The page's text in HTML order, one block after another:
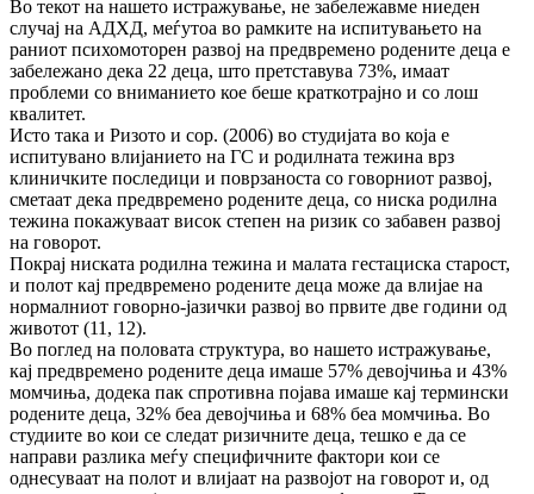
Во текот на нашето истражување, не забележавме ниеден
случај на АДХД, меѓутоа во рамките на испитувањето на
раниот психомоторен развој на предвремено родените деца е
забележано дека 22 деца, што претставува 73%, имаат
проблеми со вниманието кое беше краткотрајно и со лош
квалитет.
Исто така и Ризото и сор. (2006) во студијата во која е
испитувано влијанието на ГС и родилната тежина врз
клиничките последици и поврзаноста со говорниот развој,
сметаат дека предвремено родените деца, со ниска родилна
тежина покажуваат висок степен на ризик со забавен развој
на говорот.
Покрај ниската родилна тежина и малата гестациска старост,
и полот кај предвремено родените деца може да влијае на
нормалниот говорно-јазички развој во првите две години од
животот (11, 12).
Во поглед на половата структура, во нашето истражување,
кај предвремено родените деца имаше 57% девојчиња и 43%
момчиња, додека пак спротивна појава имаше кај термински
родените деца, 32% беа девојчиња и 68% беа момчиња. Во
студиите во кои се следат ризичните деца, тешко е да се
направи разлика меѓу специфичните фактори кои се
однесуваат на полот и влијаат на развојот на говорот и, од